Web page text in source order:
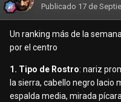
Publicado 17 de
Un ranking más de la
por el centro
1. Tipo de Rostro: nariz
la sierra, cabello negro lacio
espalda media, mirada